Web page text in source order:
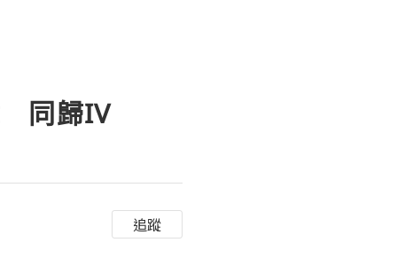
同歸IV
追蹤